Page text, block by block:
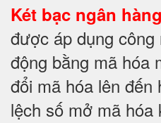
Két bạc ngân
được áp dụng
động bằng mã hóa
đổi mã hóa lên
lệch số mở mã